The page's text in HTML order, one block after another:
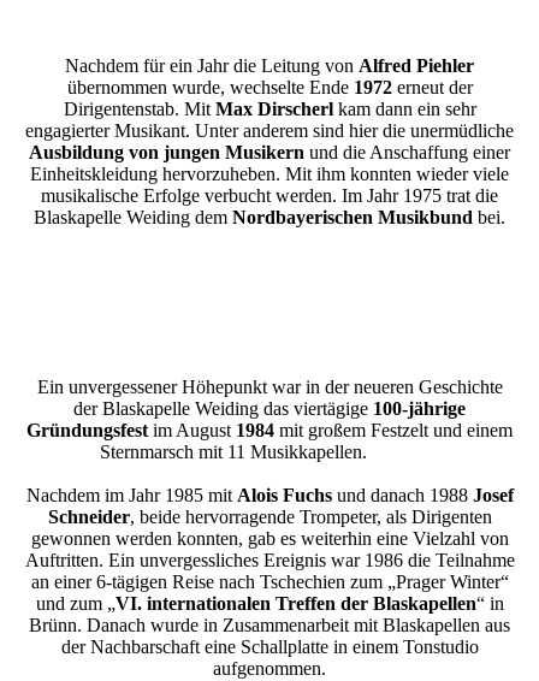
Nachdem für ein Jahr die Leitung von Alfred Piehler
übernommen wurde, wechselte Ende 1972erneut der
Dirigentenstab. Mit Max Dirscherlkam dann ein sehr
engagierter Musikant. Unter anderem sind hier die unermüdliche
Ausbildung von jungen Musikern und die Anschaffung einer
Einheitskleidung hervorzuheben. Mit ihm konnten wieder viele
musikalische Erfolge verbucht werden. Im Jahr 1975 trat die
Blaskapelle Weiding dem Nordbayerischen Musikbund bei.
Ein unvergessener Höhepunkt war in der neueren Geschichte
der Blaskapelle Weiding das viertägige 100-jährige
Gründungsfest im August 1984 mit großem Festzelt und einem
Sternmarsch mit 11 Musikkapellen.
Nachdem im Jahr 1985 mit Alois Fuchsund danach 1988 Josef
Schneider, beide hervorragende Trompeter, als Dirigenten
gewonnen werden konnten, gab es weiterhin eine Vielzahl von
Auftritten. Ein unvergessliches Ereignis war 1986 die Teilnahme
an einer 6-tägigen Reise nach Tschechien zum „Prager Winter“
und zum „VI. internationalen Treffen der Blaskapellen“ in
Brünn. Danach wurde in Zusammenarbeit mit Blaskapellen aus
der Nachbarschaft eine Schallplatte in einem Tonstudio
aufgenommen.